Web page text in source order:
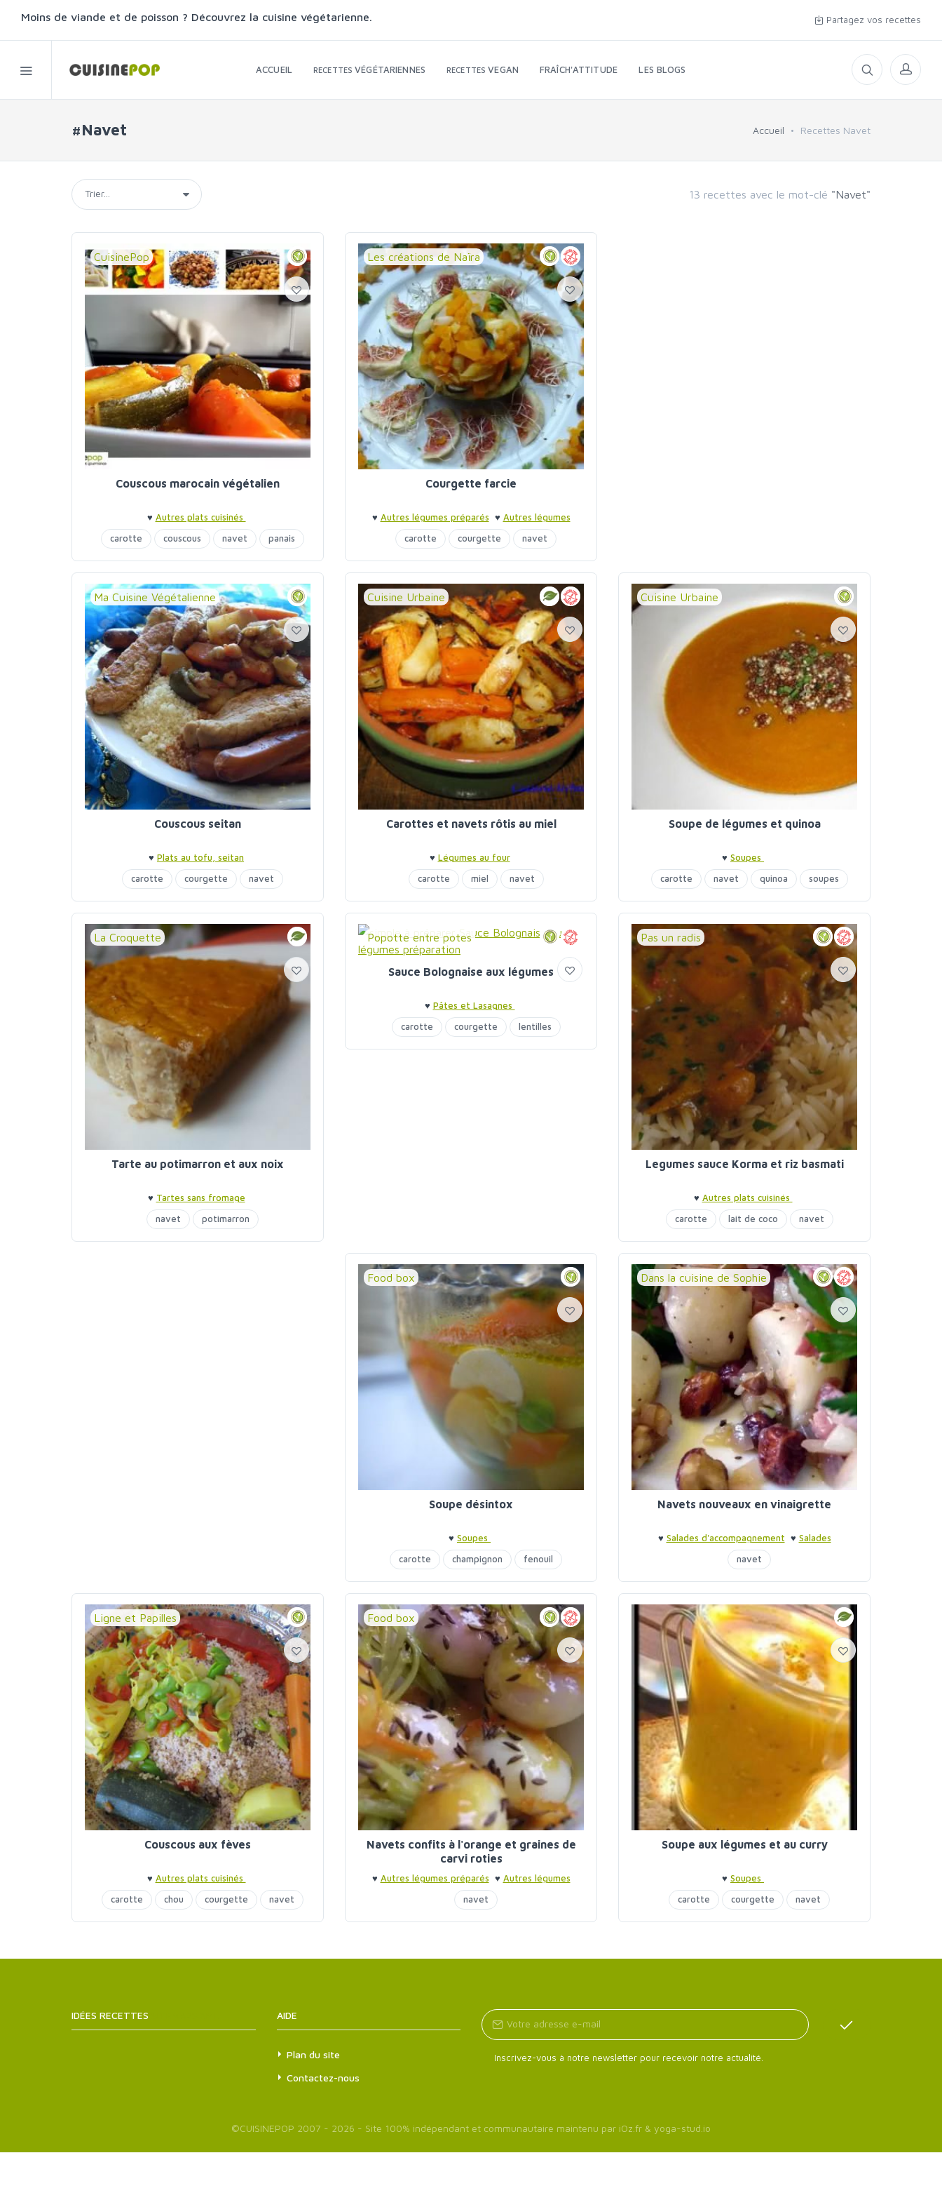
Moins de viande et de poisson ? Découvrez la cuisine végétarienne. Partagez vos recettes
ACCUEIL RECETTESVÉGÉTARIENNES RECETTESVEGAN FRAÎCH'ATTITUDE LES BLOGS
#Navet Accueil Recettes Navet
13 recettes avec le mot-clé "Navet"
CuisinePop
Couscous marocain végétalien
♥ Autres plats cuisinés
carotte
couscous navet panais
Les créations de Naïra
Courgette farcie
♥ Autres légumes préparés ♥ Autres légumes
préparés
carotte courgette navet
Ma Cuisine Végétalienne
Couscous seitan
♥ Plats au tofu, seitan
carotte
courgette navet
pois chiches
Cuisine Urbaine
Carottes et navets rôtis au miel
♥ Légumes au four
carotte
miel navet
Cuisine Urbaine
Soupe de légumes et quinoa
♥ Soupes
carotte
navet quinoa soupes
La Croquette
Tarte au potimarron et aux noix
♥ Tartes sans fromage
navet
potimarron
tartes sans fromage
Popotte entre potes
Sauce Bolognaise aux légumes
♥ Pâtes et Lasagnes
carotte
courgette lentilles
les pasta végétaliennes navet
Pas un radis
Legumes sauce Korma et riz basmati
♥ Autres plats cuisinés
carotte
lait de coco navet
poivrons pomme de terre
Food box
Soupe désintox
♥ Soupes
carotte
champignon fenouil
navet soupes
Dans la cuisine de Sophie
Navets nouveaux en vinaigrette
♥ Salades d'accompagnement ♥ Salades
d'accompagnement
navet
Ligne et Papilles
Couscous aux fèves
♥ Autres plats cuisinés
carotte
chou courgette navet
poivrons raisins secs
Food box
Navets confits à l'orange et graines de
carvi roties
♥ Autres légumes préparés ♥ Autres légumes
préparés
navet
Soupe aux légumes et au curry
♥ Soupes
carotte
courgette navet
soupes
IDÉES RECETTES AIDE
Plan du site
Contactez-nous
Inscrivez-vous à notre newsletter pour recevoir notre actualité.
©CUISINEPOP 2007 - 2026 - Site 100% indépendant et communautaire maintenu par iOz.fr & yoga-stud.io